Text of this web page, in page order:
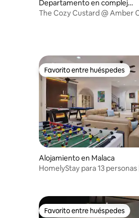
Departamento en complejo r
esidencial en Impression City
The Cozy Custard @ Amber
Favorito entre huéspedes
Favorito entre huéspedes
Alojamiento en Malaca
HomelyStay para 13 personas
Favorito entre huéspedes
Favorito entre huéspedes